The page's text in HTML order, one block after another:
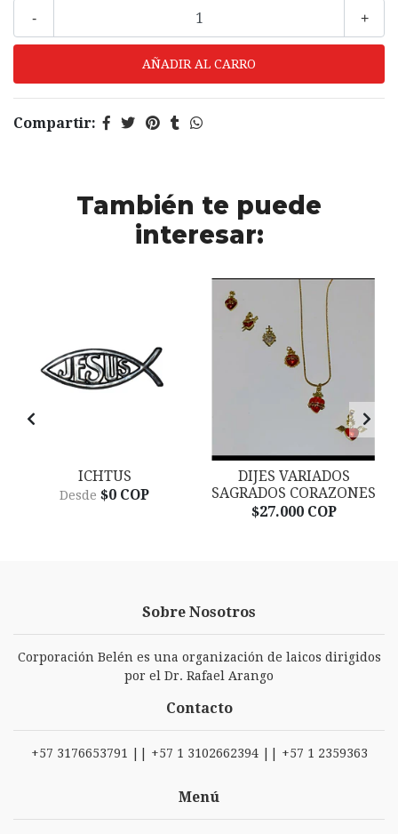
+
-
Compartir:
También te puede
interesar:
ICHTUS
Desde $0 COP
DIJES VARIADOS
SAGRADOS CORAZONES
$27.000 COP
Sobre Nosotros
Corporación Belén es una organización de laicos dirigidos
por el Dr. Rafael Arango
Contacto
+57 3176653791 || +57 1 3102662394 || +57 1 2359363
Menú